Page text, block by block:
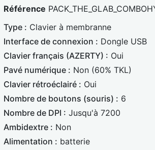
l
e
u
e
c
r
Référence
Type : Clavier à membranne
Interface de connexion : Dongle USB
Clavier français (AZERTY) : Oui
Pavé numérique : Non (60% TKL)
Clavier rétroéclairé : Oui
Nombre de boutons (souris) : 6
Nombre de DPI : Jusqu'à 7200
Ambidextre : Non
Alimentation : batterie